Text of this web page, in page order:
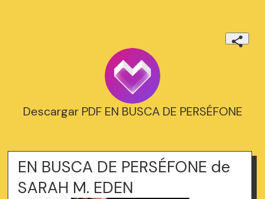
Descargar PDF EN BUSCA DE PERSÉFONE
EN BUSCA DE PERSÉFONE de
SARAH M. EDEN